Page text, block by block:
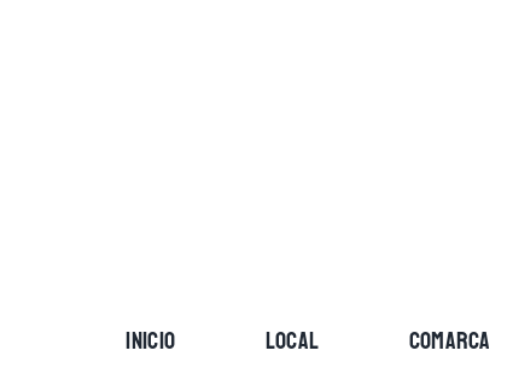
INICIO LOCAL COMARCA